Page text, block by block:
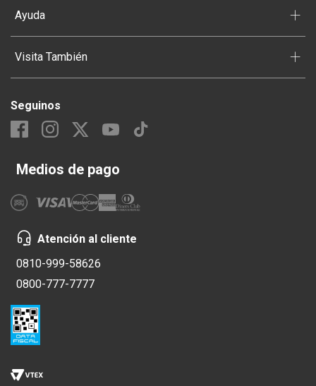
Ayuda +
Visita También +
Seguinos
Medios de pago
Atención al cliente
0810-999-58626
0800-777-7777